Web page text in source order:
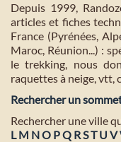
Depuis 1999,
articles et fiches
France (Pyrénées,
Maroc, Réunion...) :
le trekking, nous
raquettes à neige, vtt,
Rechercher un
Rechercher une ville
L M NO PQ RST U V